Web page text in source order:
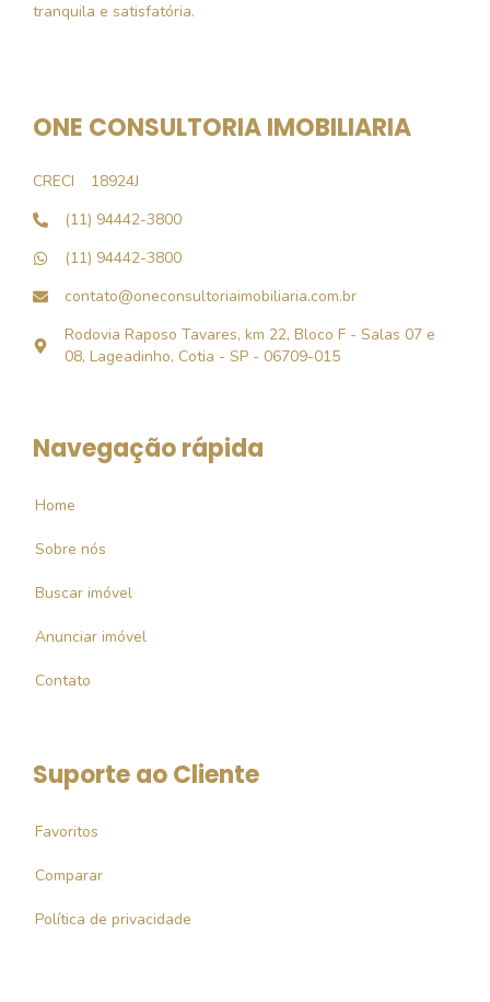
tranquila e satisfatória.
ONE CONSULTORIA IMOBILIARIA
CRECI
18924J
(11) 94442-3800
(11) 94442-3800
contato@oneconsultoriaimobiliaria.com.br
Rodovia Raposo Tavares, km 22, Bloco F - Salas 07 e
08, Lageadinho, Cotia - SP - 06709-015
Navegação rápida
Home
Sobre nós
Buscar imóvel
Anunciar imóvel
Contato
Suporte ao Cliente
Favoritos
Comparar
Política de privacidade